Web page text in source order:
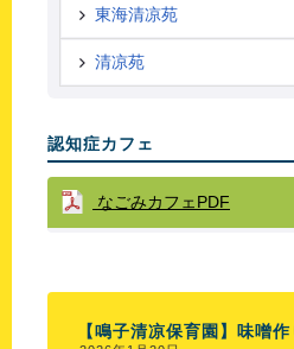
東海清凉苑
清凉苑
認知症カフェ
なごみカフェPDF
【鳴子清凉保育園】味噌作